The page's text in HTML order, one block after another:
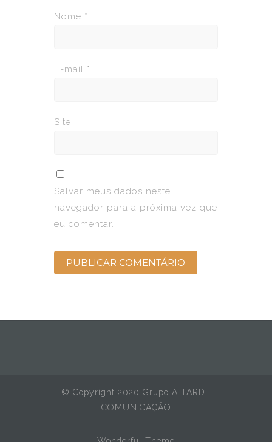
Nome *
E-mail *
Site
Salvar meus dados neste
navegador para a próxima vez que
eu comentar.
© Copyright 2020 Grupo A TARDE
COMUNICAÇÃO